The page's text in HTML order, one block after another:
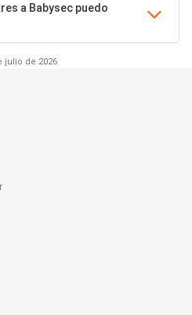
a Babysec puedo
julio de 2026